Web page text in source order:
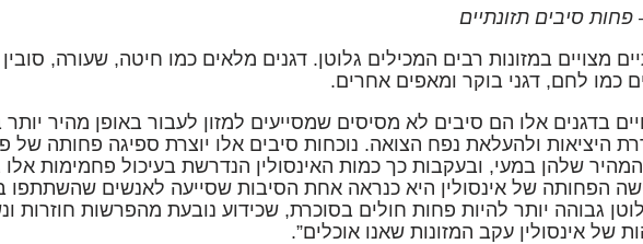
פחות סיבים תזונתיים
מצויים במזונות רבים המכילים גלוטן. דגנים מלאים כמו חיטה, שעורה, סובין
כמו לחם, דגני בוקר ומאפים אחרים.
בדגנים אלו הם סיבים לא מסיסים שמסייעים למזון לעבור באופן מהיר יותר
היציאות ולהעלאת נפח הצואה. נוכחות סיבים אלו יוצרת ספיגה פחותה של
שלהן במעי, ובעקבות כך כמות האינסולין הנדרשת בעיכול פחמימות אלו
הפחותה של אינסולין היא כנראה אחת הסיבות שסייעה לאנשים
גבוהה יותר להיות פחות חולים בסוכרת, שכידוע נובעת מהפרשות חוזרות
של אינסולין עקב המזונות שאנו אוכלים”.